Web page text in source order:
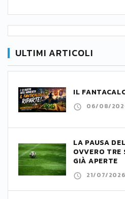
ULTIMI ARTICOLI
IL
06/08/
LA PAUSA
OVVERO TRE
GIÀ APERTE
21/07/2026